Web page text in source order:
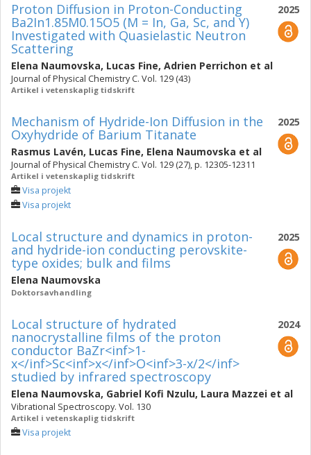
2025
Proton Diffusion in Proton-Conducting
Ba2In1.85M0.15O5 (M = In, Ga, Sc, and Y)
Investigated with Quasielastic Neutron
Scattering
Elena Naumovska, Lucas Fine, Adrien Perrichon et al
Journal of Physical Chemistry C. Vol. 129 (43)
Artikel i vetenskaplig tidskrift
2025
Mechanism of Hydride-Ion Diffusion in the
Oxyhydride of Barium Titanate
Rasmus Lavén, Lucas Fine, Elena Naumovska et al
Journal of Physical Chemistry C. Vol. 129 (27), p. 12305-12311
Artikel i vetenskaplig tidskrift
Visa projekt
Visa projekt
2025
Local structure and dynamics in proton-
and hydride-ion conducting perovskite-
type oxides; bulk and films
Elena Naumovska
Doktorsavhandling
2024
Local structure of hydrated
nanocrystalline films of the proton
conductor BaZr<inf>1-
x</inf>Sc<inf>x</inf>O<inf>3-x/2</inf>
studied by infrared spectroscopy
Elena Naumovska, Gabriel Kofi Nzulu, Laura Mazzei et al
Vibrational Spectroscopy. Vol. 130
Artikel i vetenskaplig tidskrift
Visa projekt